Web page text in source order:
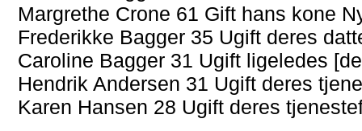
Margrethe Crone 61 Gift hans kone
Frederikke Bagger 35 Ugift deres
Caroline Bagger 31 Ugift ligeledes
Hendrik Andersen 31 Ugift deres
Karen Hansen 28 Ugift deres